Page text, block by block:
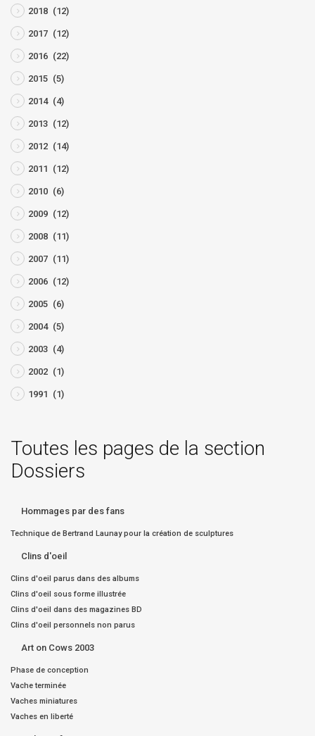
2018 (12)
2017 (12)
2016 (22)
2015 (5)
2014 (4)
2013 (12)
2012 (14)
2011 (12)
2010 (6)
2009 (12)
2008 (11)
2007 (11)
2006 (12)
2005 (6)
2004 (5)
2003 (4)
2002 (1)
1991 (1)
Toutes les pages de la section
Dossiers
Hommages par des fans
Technique de Bertrand Launay pour la création de sculptures
Clins d'oeil
Clins d'oeil parus dans des albums
Clins d'oeil sous forme illustrée
Clins d'oeil dans des magazines BD
Clins d'oeil personnels non parus
Art on Cows 2003
Phase de conception
Vache terminée
Vaches miniatures
Vaches en liberté